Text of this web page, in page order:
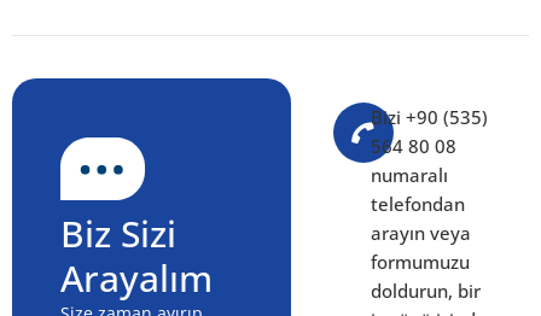
Biz Sizi
Arayalım
Bizi +90 (535)
564 80 08
numaralı
telefondan
arayın veya
formumuzu
doldurun, bir